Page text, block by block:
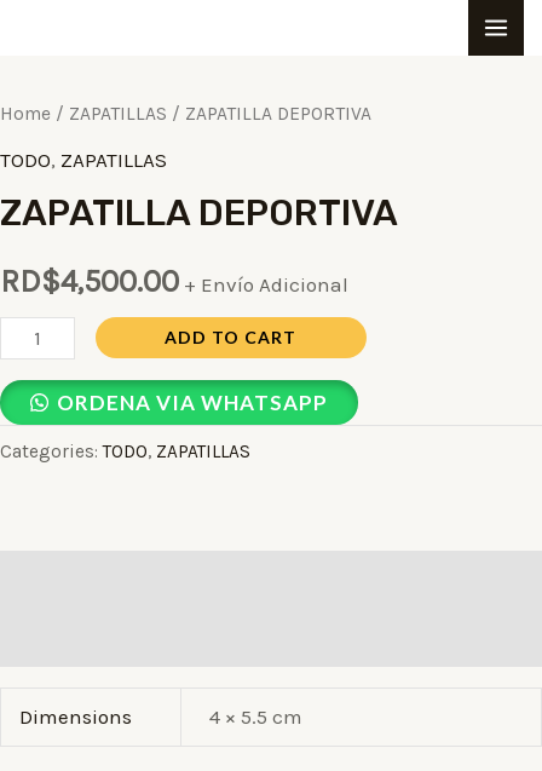
Home / ZAPATILLAS / ZAPATILLA DEPORTIVA
TODO, ZAPATILLAS
ZAPATILLA DEPORTIVA
RD$4,500.00 + Envío Adicional
DEPORTIVA
ADD TO CART
ORDENA VIA WHATSAPP
Categories:TODO, ZAPATILLAS
Dimensions 4 × 5.5 cm